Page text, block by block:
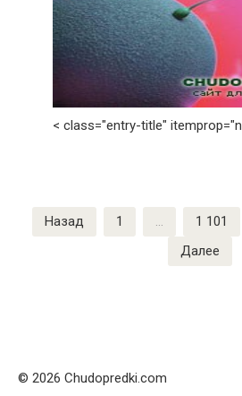
< class="entry-title"
Пагинация
записей
Назад 1 … 1 101
Далее
© 2026 Chudopredki.com